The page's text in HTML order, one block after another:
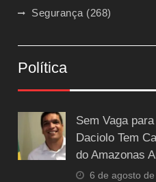
Segurança (268)
Política
Sem Vaga
Daciolo Tem
do Amazonas
6 de agosto